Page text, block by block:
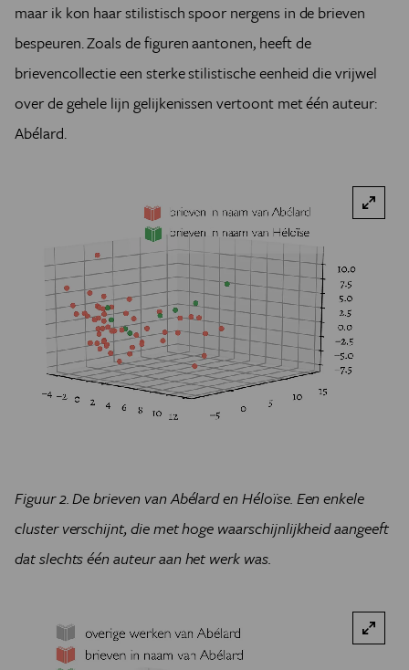
maar ik kon haar stilistisch spoor nergens in de brieven
bespeuren. Zoals de figuren aantonen, heeft de
brievencollectie een sterke stilistische eenheid die vrijwel
over de gehele lijn gelijkenissen vertoont met één auteur:
Abélard.
Figuur 2. De brieven van Abélard en Héloïse. Een enkele
cluster verschijnt, die met hoge waarschijnlijkheid aangeeft
dat slechts één auteur aan het werk was.